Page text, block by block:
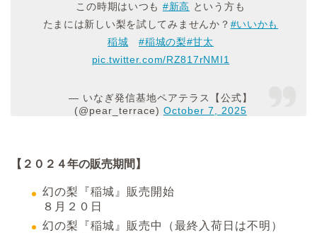
この時期はいつも #新高 という方も
たまには新しい梨を試してみませんか？ #いいかも
稲城
#稲城の梨#甘太
pic.twitter.com/RZ817rNMI1
— いなぎ発信基地ペアテラス【公式】
(@pear_terrace) October 7, 2025
【２０２４年の販売期間】
幻の梨『稲城』販売開始
８月２０日
幻の梨『稲城』販売中（最終入荷日は不明）